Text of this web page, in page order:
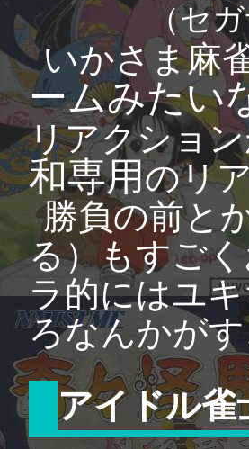
（セ
いかさま麻
ームみたい
リアクショ
和専用のリ
勝負の前と
る）もすご
ラ的にはユ
ろなんかが
アイドル